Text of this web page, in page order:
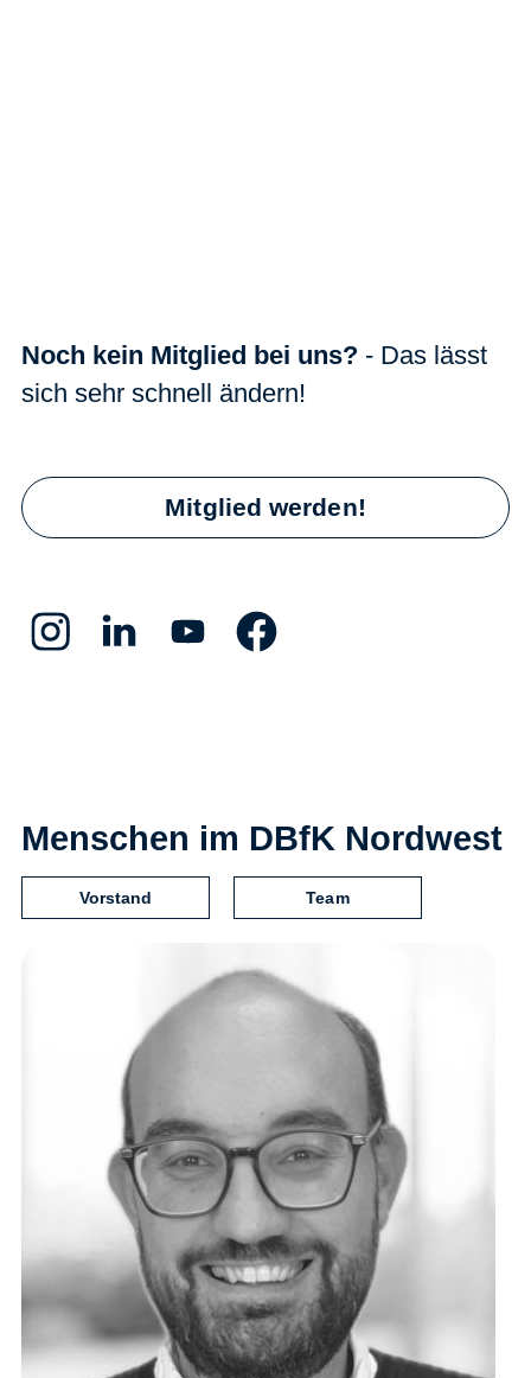
Noch kein Mitglied bei uns? - Das lässt
sich sehr schnell ändern!
Mitglied werden!
Menschen im DBfK Nordwest
Vorstand Team